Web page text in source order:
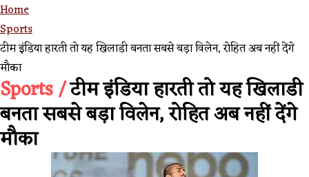
Home
Sports
टीम इंडिया हारती तो यह खिलाडी बनता सबसे बड़ा विलेन, रोहित अब नहीं देंगे
मौका
Sports /टीम इंडिया हारती तो यह खिलाडी
बनता सबसे बड़ा विलेन, रोहित अब नहीं देंगे
मौका